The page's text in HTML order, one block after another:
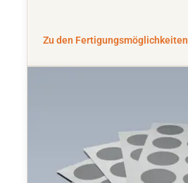
Zu den Fertigungsmöglichkeiten